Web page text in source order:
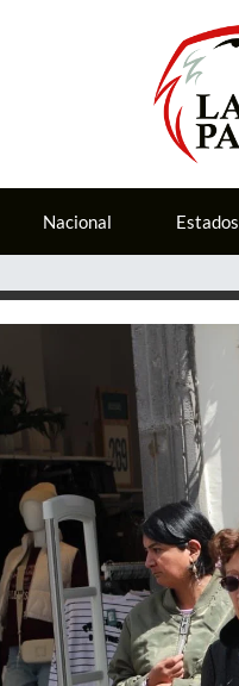
Nacional Estados